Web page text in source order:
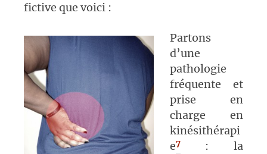
fictive que voici :
Partons
d’une
pathologie
fréquente et
prise en
charge en
kinésithérapi
e7: la